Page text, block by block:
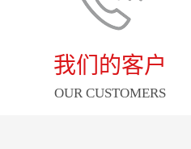
我们的客户
OUR CUSTOMERS